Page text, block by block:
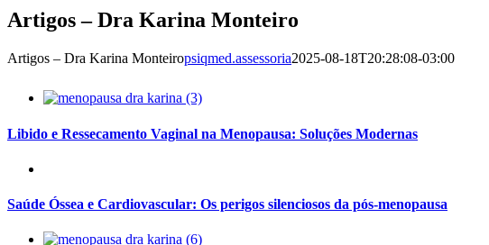
Artigos – Dra Karina Monteiro
Artigos – Dra Karina Monteiropsiqmed.assessoria2025-08-18T20:28:08-03:00
Libido e Ressecamento Vaginal na Menopausa: Soluções Modernas
Saúde Óssea e Cardiovascular: Os perigos silenciosos da pós-menopausa